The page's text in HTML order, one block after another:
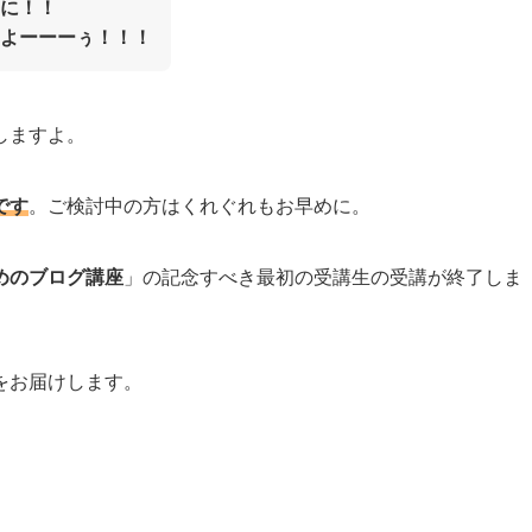
！！
ーーーぅ！！！
すよ。
す。ご検討中の方はくれぐれもお早めに。
のブログ講座 」の記念すべき最初の受講生の受講が終了しま
届けします。